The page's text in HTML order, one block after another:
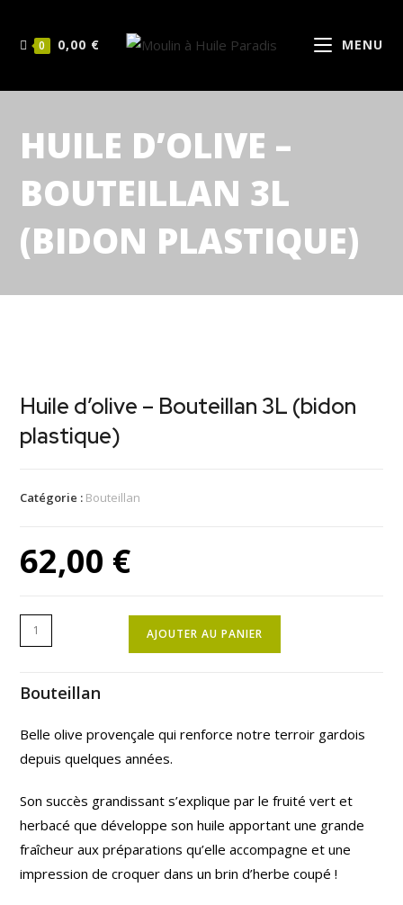
0 0,00 € MENU
HUILE D’OLIVE –
BOUTEILLAN 3L
(BIDON PLASTIQUE)
Huile d’olive – Bouteillan 3L (bidon
plastique)
Catégorie : Bouteillan
62,00 €
AJOUTER AU PANIER
Bouteillan
Belle olive provençale qui renforce notre terroir gardois
depuis quelques années.
Son succès grandissant s’explique par le fruité vert et
herbacé que développe son huile apportant une grande
fraîcheur aux préparations qu’elle accompagne et une
impression de croquer dans un brin d’herbe coupé !